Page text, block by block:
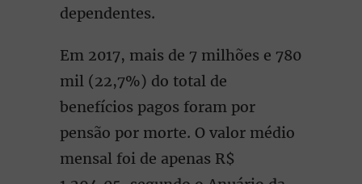
dependentes.
Em 2017, mais de 7 milhões e 780
mil (22,7%) do total de
benefícios pagos foram por
pensão por morte. O valor médio
mensal foi de apenas R$